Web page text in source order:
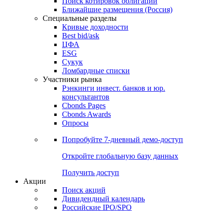
Поиски
Поиск облигаций & Карты рынка
Поиск облигаций (ИИ)
Поиск котировок облигаций
Ближайшие размещения (Россия)
Специальные разделы
Кривые доходности
Best bid/ask
ЦФА
ESG
Сукук
Ломбардные списки
Участники рынка
Рэнкинги инвест. банков и юр.
Cbonds Pages
Опросы
Попробуйте7-дневный
Откройте глобальную базу данных
Получить доступ